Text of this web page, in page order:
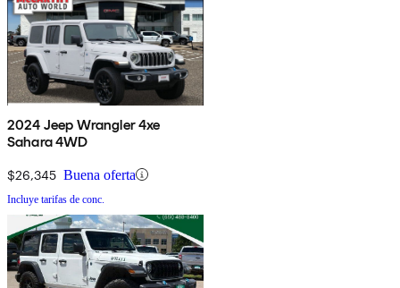
2024 Jeep Wrangler 4xe
Sahara 4WD
$26,345 Buena oferta
Incluye tarifas de conc.